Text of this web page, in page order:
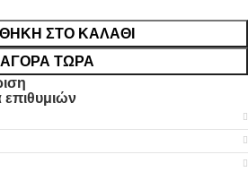
ΣΤΟ ΚΑΛΆΘΙ
ΑΓΟΡΆ ΤΏΡΑ